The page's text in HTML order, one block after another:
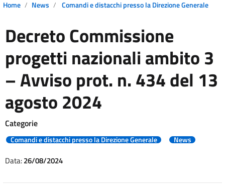
Home News Comandi e distacchi presso la Direzione Generale
Decreto Commissione
progetti nazionali ambito 3
– Avviso prot. n. 434 del 13
agosto 2024
Categorie
Comandi e distacchi presso la Direzione Generale News
Data:26/08/2024